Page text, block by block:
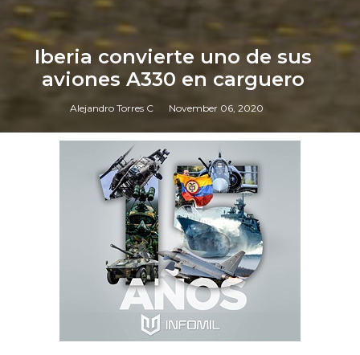
Iberia convierte uno de sus
aviones A330 en carguero
Alejandro Torres C November 06, 2020